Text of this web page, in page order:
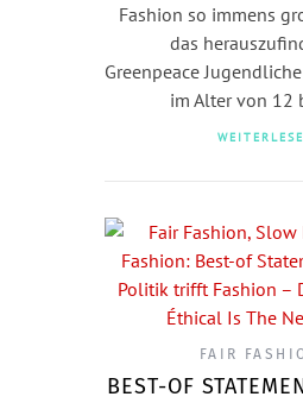
Fashion so immens
das
Greenpeace
im Alter von 12
FAIR
BEST-OF